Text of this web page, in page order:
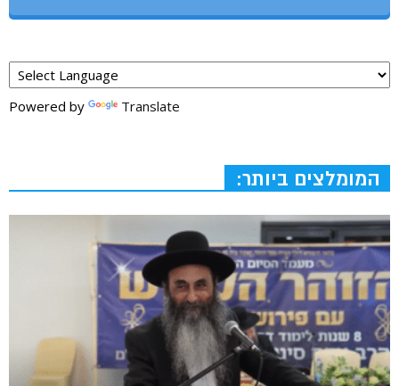
Powered by Translate
המומלצים ביותר: